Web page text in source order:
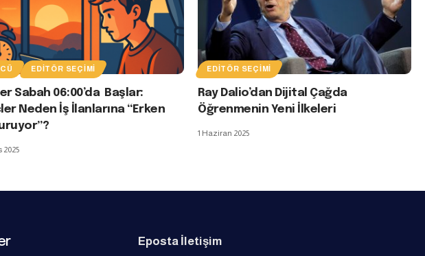
EDITÖR SEÇIMI
Sabah 06:00’da Başlar:
Neden İş İlanlarına “Erken
2025
EDITÖR SEÇIMI
Ray Dalio’dan Dijital Çağda
Öğrenmenin Yeni İlkeleri
1 Haziran 2025
Eposta İletişim